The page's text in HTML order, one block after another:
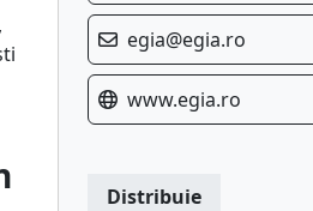
egia@egia.ro
www.egia.ro
Distribuie